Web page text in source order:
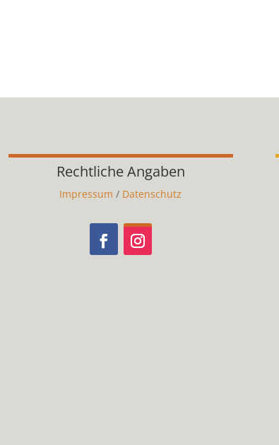
Rechtliche Angaben
Impressum / Datenschutz